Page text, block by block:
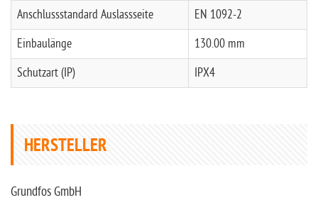
Anschlussstandard Auslassseite EN 1092-2
Einbaulänge 130.00 mm
Schutzart (IP) IPX4
HERSTELLER
Grundfos GmbH